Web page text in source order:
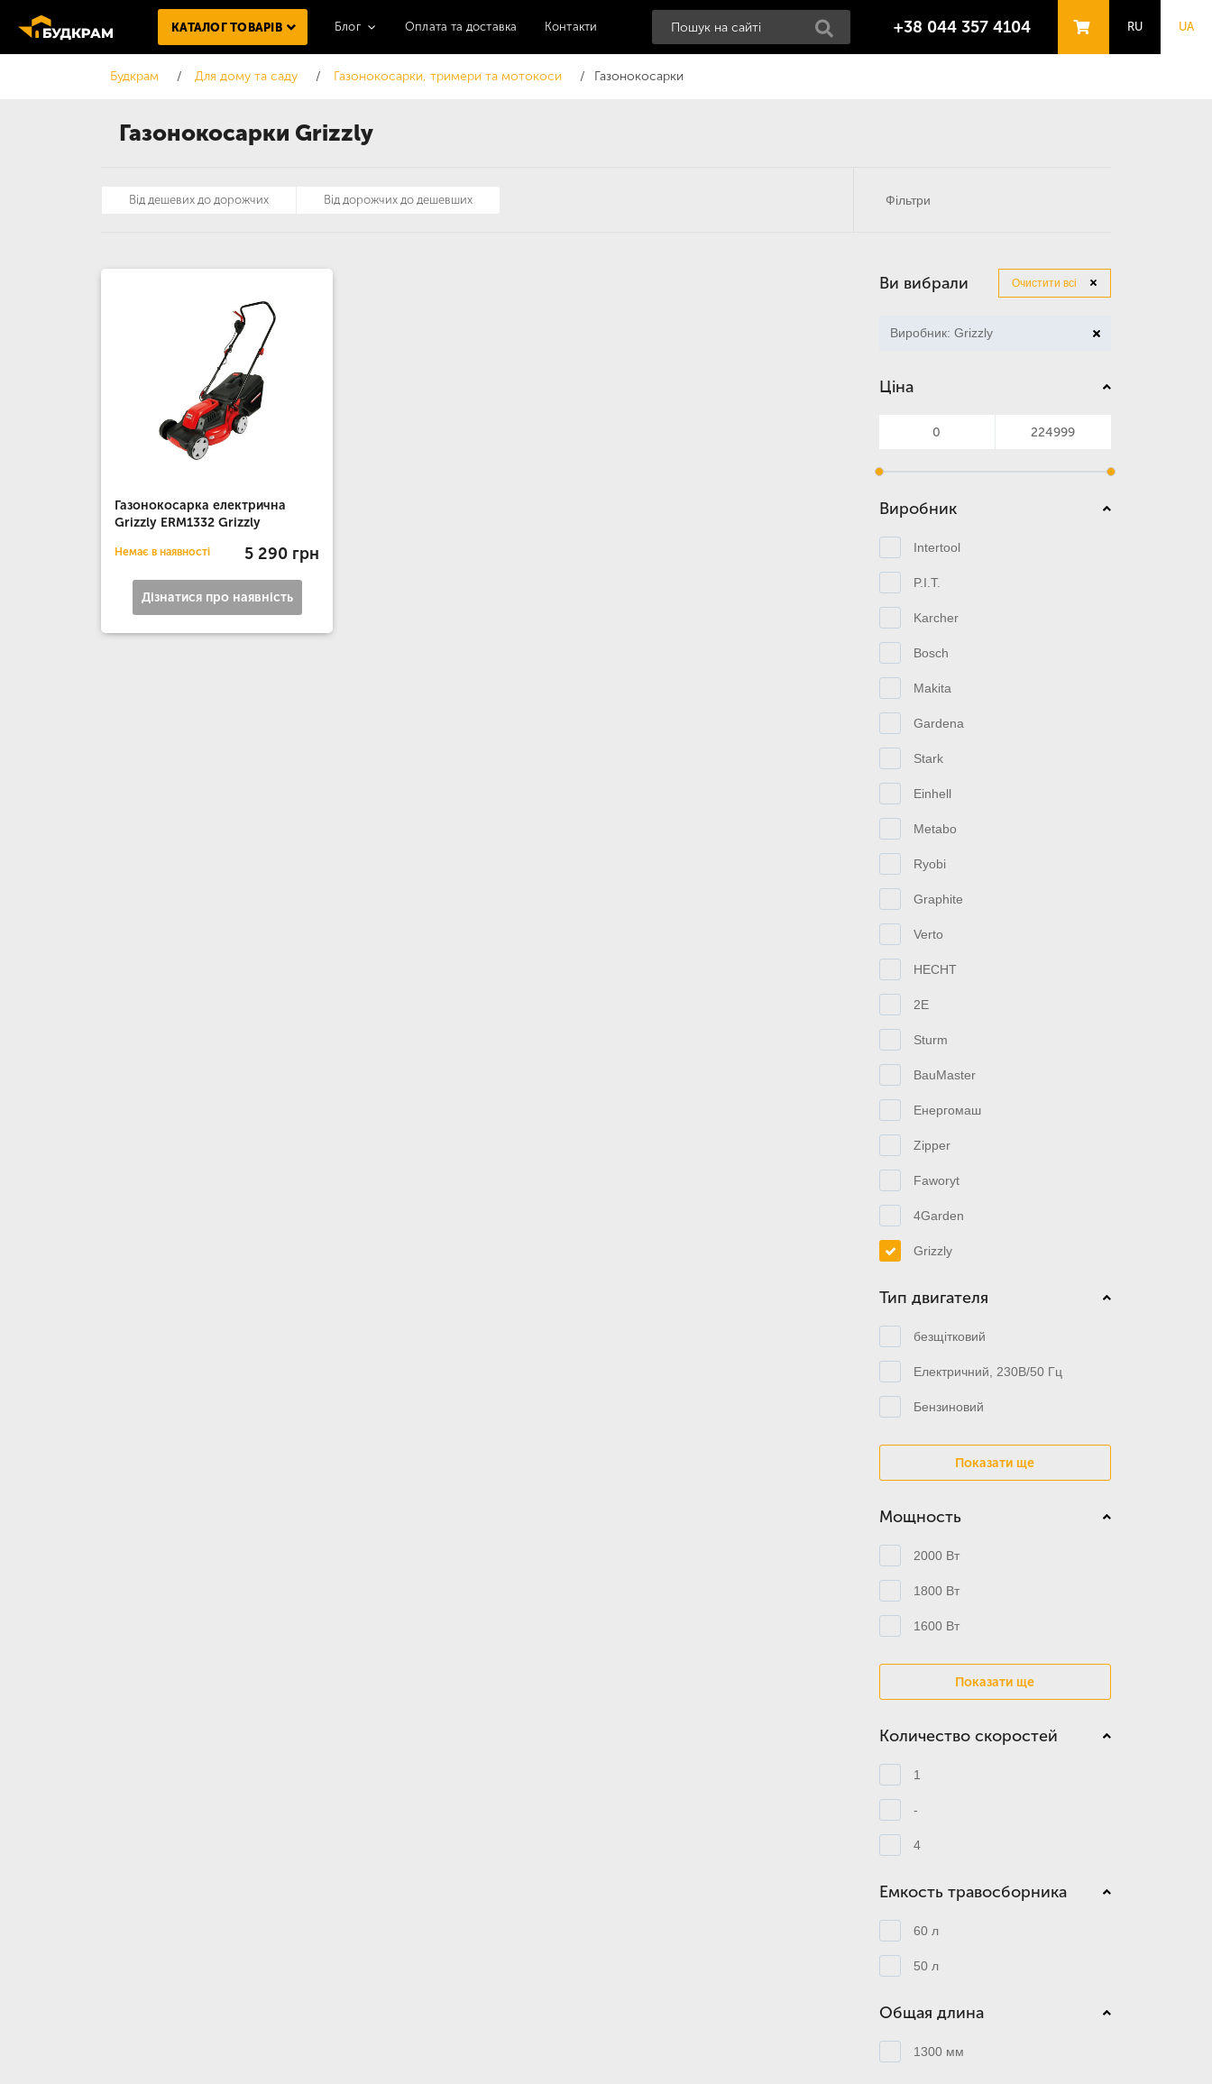
Газонокосарки Grizzly
КАТАЛОГ ТОВАРІВ Блог Оплата та доставка Контакти +38 044 357 4104 RU UA
Будкрам Для дому та саду Газонокосарки, тримери та мотокоси Газонокосарки
Газонокосарка електрична
Grizzly ERM1332 Grizzly
Немає в наявності 5 290 грн
Дізнатися про наявність
Ви вибрали Очистити всі
Виробник: Grizzly
Ціна
Виробник
Intertool
P.I.T.
Karcher
Bosch
Makita
Gardena
Stark
Einhell
Metabo
Ryobi
Graphite
Verto
HECHT
2E
Sturm
BauMaster
Енергомаш
Zipper
Faworyt
4Garden
Grizzly
Тип двигателя
безщітковий
Електричний, 230В/50 Гц
Бензиновий
Показати ще
Мощность
2000 Вт
1800 Вт
1600 Вт
Показати ще
Количество скоростей
1
-
4
Емкость травосборника
60 л
50 л
Общая длина
1300 мм
Від дешевих до дорожчих Від дорожчих до дешевших Фільтри